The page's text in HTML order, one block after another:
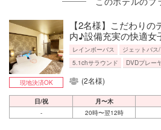
【2名様】こだわり
内♪設備充実の快適女
レインボーバス ジェットバス
5.1chサラウンド
DVDプレー
(2名様)
現地決済OK
日/祝 月〜木
-
20時〜翌12時